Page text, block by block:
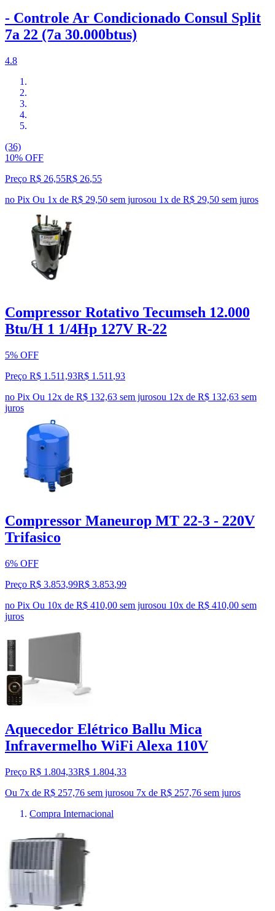
- Controle Ar Condicionado Consul Split
7a 22 (7a 30.000btus)
4.8
(36)
10% OFF
Preço R$ 26,55R$ 26,55
no Pix Ou 1x de R$ 29,50 sem jurosou 1x de R$ 29,50 sem juros
Compressor Rotativo Tecumseh 12.000
Btu/H 1 1/4Hp 127V R-22
5% OFF
Preço R$ 1.511,93R$ 1.511 ,93
no Pix Ou 12x de R$ 132,63 sem jurosou 12x de R$ 132,63 sem
juros
Compressor Maneurop MT 22-3 - 220V
Trifasico
6% OFF
Preço R$ 3.853,99R$ 3.853,99
no Pix Ou 10x de R$ 410,00 sem jurosou 10x de R$ 410,00 sem
juros
Aquecedor Elétrico Ballu Mica
Infravermelho WiFi Alexa 110V
Preço R$ 1.804,33R$ 1.804,33
Ou 7x de R$ 257,76 sem jurosou 7x de R$ 257,76 sem juros
Compra Internacional